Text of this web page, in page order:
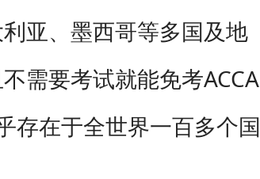
亚、墨西哥等多国及地
需要考试就能免考ACCA
存在于全世界一百多个国